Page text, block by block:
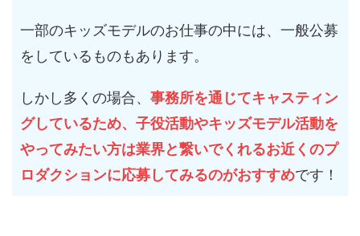
一部のキッズモデルのお仕事の中には、一般公募
をしているものもあります。
しかし多くの場合、 事務所を通じてキャスティン
グしているため、子役活動やキッズモデル活動を
やってみたい方は業界と繋いでくれるお近くのプ
ロダクションに応募してみるのがおすすめです！